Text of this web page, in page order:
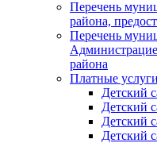
Перечень
района,
Перечень
района
Платные услуги
Детский
Детский
Детский
Детский